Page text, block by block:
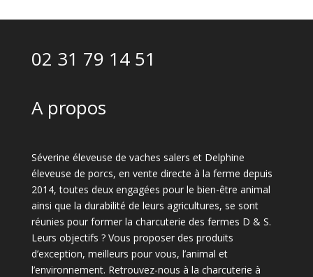
02 31 79 14 51
A propos
Séverine éleveuse de vaches salers et Delphine
éleveuse de porcs, en vente directe à la ferme depuis
2014, toutes deux engagées pour le bien-être animal
ainsi que la durabilité de leurs agricultures, se sont
réunies pour former la charcuterie des fermes D & S.
Leurs objectifs ? Vous proposer des produits
d’exception, meilleurs pour vous, l’animal et
l’environnement. Retrouvez-nous à la charcuterie à